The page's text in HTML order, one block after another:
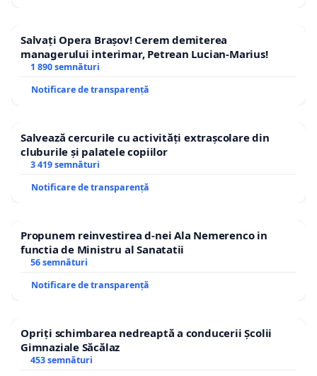
Salvați Opera Brașov! Cerem demiterea
managerului interimar, Petrean Lucian-Marius!
1 890 semnături
Notificare de transparență
Salvează cercurile cu activități extrașcolare din
cluburile și palatele copiilor
3 419 semnături
Notificare de transparență
Propunem reinvestirea d-nei Ala Nemerenco in
functia de Ministru al Sanatatii
56 semnături
Notificare de transparență
Opriți schimbarea nedreaptă a conducerii Școlii
Gimnaziale Săcălaz
453 semnături